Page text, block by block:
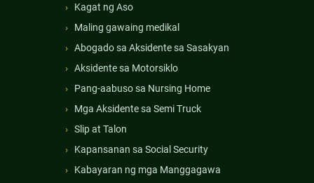
Kagat ng Aso
Maling gawaing medikal
Abogado sa Aksidente sa Sasakyan
Aksidente sa Motorsiklo
Pang-aabuso sa Nursing Home
Mga Aksidente sa Semi Truck
Slip at Talon
Kapansanan sa Social Security
Kabayaran ng mga Manggagawa